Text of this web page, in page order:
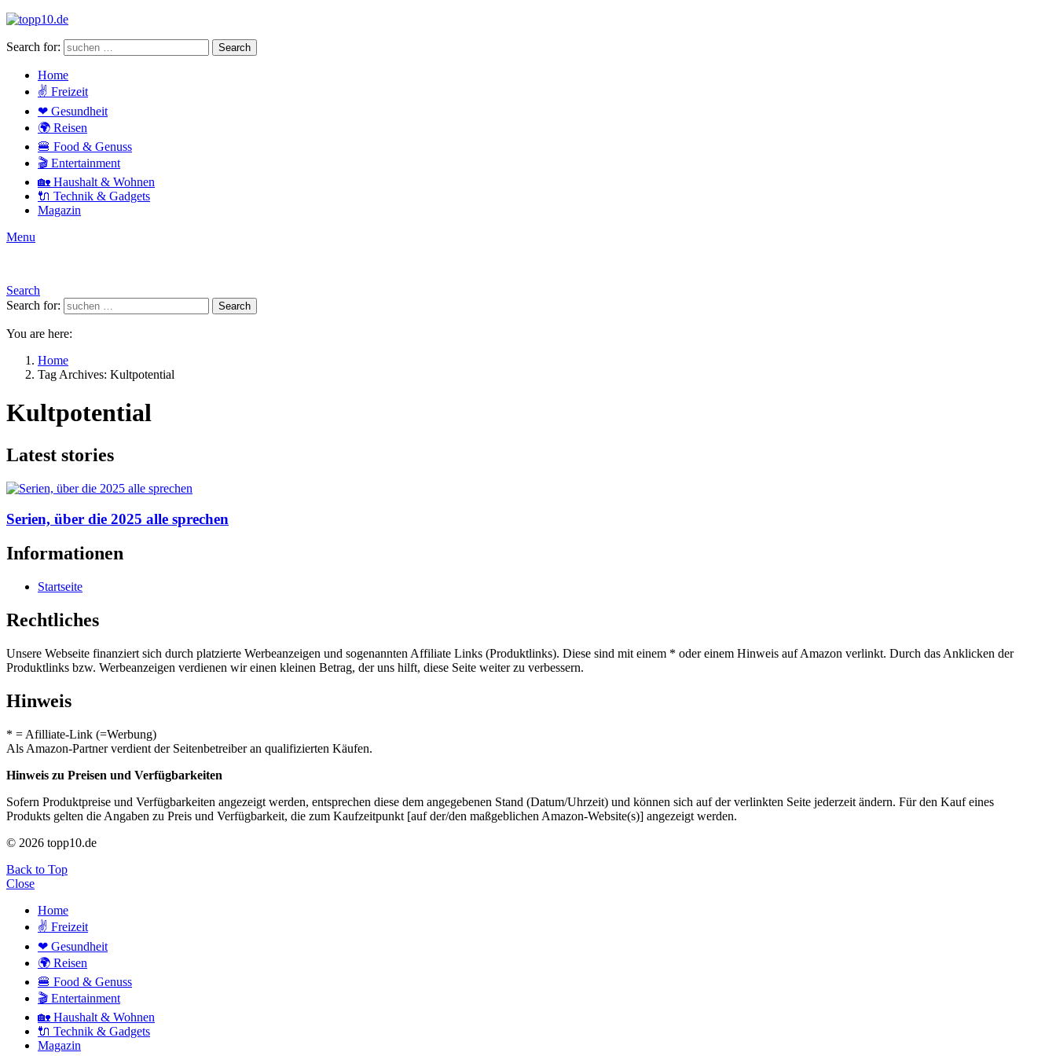
Search for: Search
Home
✌ Freizeit
❤ Gesundheit
🌍 Reisen
🍔 Food & Genuss
🎬 Entertainment
🏡 Haushalt & Wohnen
🔌 Technik & Gadgets
Magazin
Menu
Search
Search for:
Search
You are here:
Home
Tag Archives: Kultpotential
Kultpotential
Latest stories
Serien, über die 2025 alle sprechen
Informationen
Startseite
Rechtliches
Unsere Webseite finanziert sich durch platzierte Werbeanzeigen und sogenannten Affiliate Links (Produktlinks). Diese sind mit einem * oder einem Hinweis auf Amazon verlinkt. Durch das Anklicken der
Produktlinks bzw. Werbeanzeigen verdienen wir einen kleinen Betrag, der uns hilft, diese Seite weiter zu verbessern.
Hinweis
* = Afilliate-Link (=Werbung)
Als Amazon-Partner verdient der Seitenbetreiber an qualifizierten Käufen.
Hinweis zu Preisen und Verfügbarkeiten
Sofern Produktpreise und Verfügbarkeiten angezeigt werden, entsprechen diese dem angegebenen Stand (Datum/Uhrzeit) und können sich auf der verlinkten Seite jederzeit ändern. Für den Kauf eines
Produkts gelten die Angaben zu Preis und Verfügbarkeit, die zum Kaufzeitpunkt [auf der/den maßgeblichen Amazon-Website(s)] angezeigt werden.
© 2026 topp10.de
Back to Top
Close
Home
✌ Freizeit
❤ Gesundheit
🌍 Reisen
🍔 Food & Genuss
🎬 Entertainment
🏡 Haushalt & Wohnen
🔌 Technik & Gadgets
Magazin